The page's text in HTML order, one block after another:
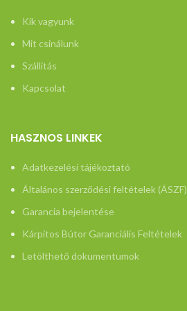
Kik vagyunk
Mit csinálunk
Szállítás
Kapcsolat
HASZNOS LINKEK
Adatkezelési tájékoztató
Általános szerződési feltételek (ÁSZF)
Garancia bejelentése
Kárpitos Bútor Garanciális Feltételek
Letölthető dokumentumok